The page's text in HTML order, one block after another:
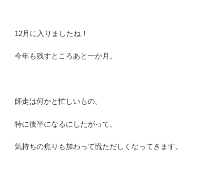
12月に入りましたね！
今年も残すところあと一か月。
師走は何かと忙しいもの。
特に後半になるにしたがって、
気持ちの焦りも加わって慌ただしくなってきます。